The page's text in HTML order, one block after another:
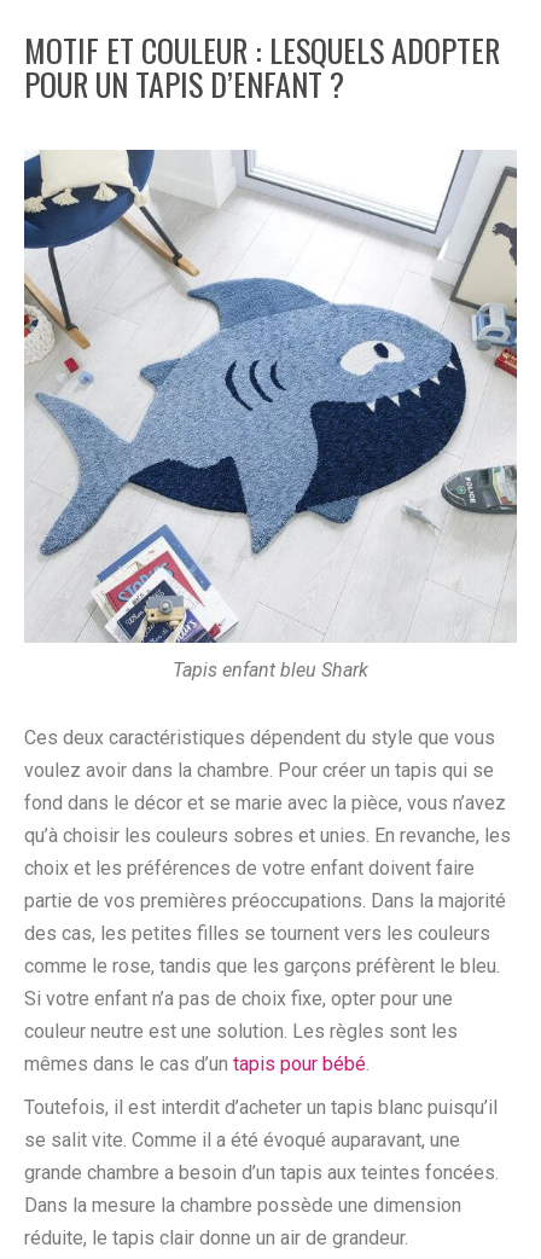
MOTIF ET COULEUR : LESQUELS ADOPTER
POUR UN TAPIS D’ENFANT ?
Tapis enfant bleu Shark
Ces deux caractéristiques dépendent du style que vous
voulez avoir dans la chambre. Pour créer un tapis qui se
fond dans le décor et se marie avec la pièce, vous n’avez
qu’à choisir les couleurs sobres et unies. En revanche, les
choix et les préférences de votre enfant doivent faire
partie de vos premières préoccupations. Dans la majorité
des cas, les petites filles se tournent vers les couleurs
comme le rose, tandis que les garçons préfèrent le bleu.
Si votre enfant n’a pas de choix fixe, opter pour une
couleur neutre est une solution. Les règles sont les
mêmes dans le cas d’un tapis pour bébé
Toutefois, il est interdit d’acheter un tapis blanc puisqu’il
se salit vite. Comme il a été évoqué auparavant, une
grande chambre a besoin d’un tapis aux teintes foncées.
Dans la mesure la chambre possède une dimension
réduite, le tapis clair donne un air de grandeur.